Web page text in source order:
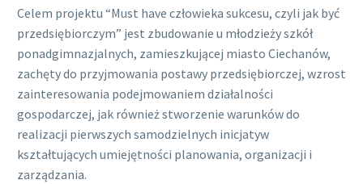
Celem projektu “Must have człowieka sukcesu, czyli jak być
przedsiębiorczym” jest zbudowanie u młodzieży szkół
ponadgimnazjalnych, zamieszkującej miasto Ciechanów,
zachęty do przyjmowania postawy przedsiębiorczej, wzrost
zainteresowania podejmowaniem działalności
gospodarczej, jak również stworzenie warunków do
realizacji pierwszych samodzielnych inicjatyw
kształtujących umiejętności planowania, organizacji i
zarządzania.